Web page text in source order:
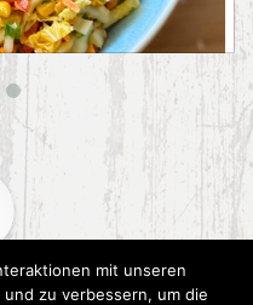
Salat
mit unseren
zu verbessern, um die